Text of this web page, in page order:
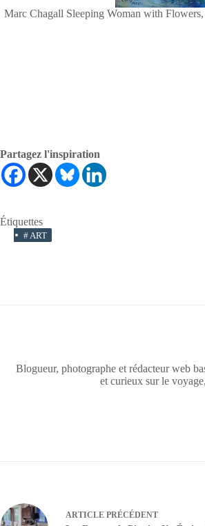
Marc Chagall Sleeping Woman with
Partagez l'inspiration
Étiquettes
# ART
Blogueur, photographe et rédacteur web
et curieux sur le
ARTICLE PRÉCÉDENT